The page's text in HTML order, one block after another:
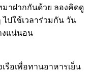
าฝากกันด้วย ลองคิดดู
ปใช้เวลาร่วมกัน วัน
งแน่นอน
อเพื่อทานอาหารเย็น